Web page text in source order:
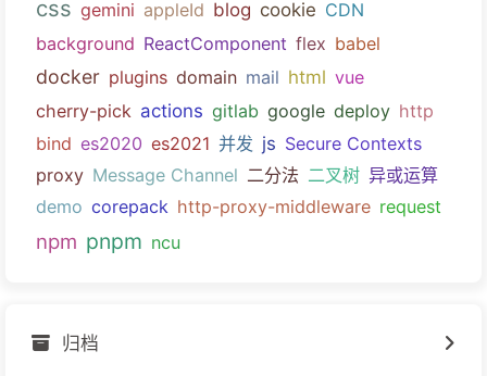
css gemini appleId blog cookie CDN
background ReactComponent flex babel
docker plugins domain mail html vue
cherry-pick actions gitlab google deploy http
bind es2020 es2021 并发 js Secure Contexts
proxy Message Channel 二分法 二叉树 异或运算
demo corepack http-proxy-middleware request
npm pnpm ncu
归档